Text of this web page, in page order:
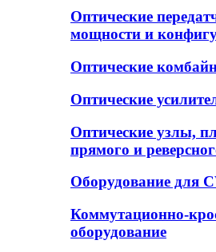
Оптические
мощности и
Оптические
Оптические
Оптические узлы,
прямого и
Оборудование для
Коммутационно-
оборудование